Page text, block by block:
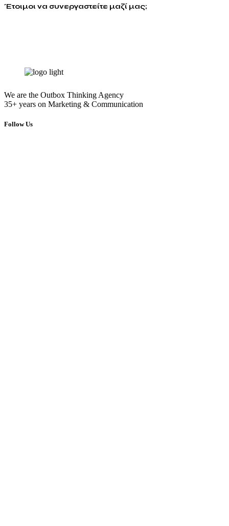
Έτοιμοι να συνεργαστείτε μαζί μας;
We are the Outbox Thinking Agency
35+ years on Marketing & Communication
Follow Us